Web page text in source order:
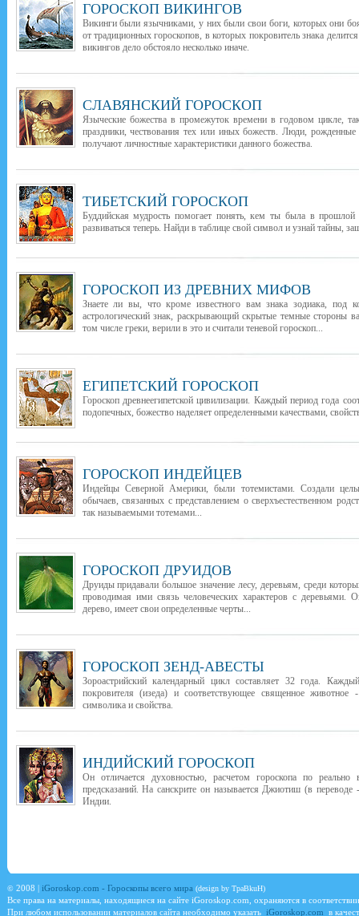
ГОРОСКОП ВИКИНГОВ
Викинги были язычниками, у них были свои боги, которых они
от традиционных гороскопов, в которых покровитель знака
викингов дело обстояло несколько иначе.
СЛАВЯНСКИЙ ГОРОСКОП
Языческие божества в промежуток времени в годовом цикле,
праздники, чествования тех или иных божеств. Люди,
получают личностные характеристики данного божества.
ТИБЕТСКИЙ ГОРОСКОП
Буддийская мудрость помогает понять, кем ты была в
развиваться теперь. Найди в таблице свой символ и узнай тайны,
ГОРОСКОП ИЗ ДРЕВНИХ МИФОВ
Знаете ли вы, что кроме известного вам знака зодиака, под
астрологический знак, раскрывающий скрытые темные стороны
том числе греки, верили в это и считали теневой гороскоп...
ЕГИПЕТСКИЙ ГОРОСКОП
Гороскоп древнеегипетской цивилизации. Каждый период года
подопечных, божество наделяет определенными качествами,
ГОРОСКОП ИНДЕЙЦЕВ
Индейцы Северной Америки, были тотемистами. Создали
обычаев, связанных с представлением о сверхъестественном
так называемыми тотемами...
ГОРОСКОП ДРУИДОВ
Друиды придавали большое значение лесу, деревьям, среди
проводимая ими связь человеческих характеров с
дерево, имеет свои определенные черты...
ГОРОСКОП ЗЕНД-АВЕСТЫ
Зороастрийский календарный цикл составляет 32 года.
покровителя (изеда) и соответствующее священное
символика и свойства.
ИНДИЙСКИЙ ГОРОСКОП
Он отличается духовностью, расчетом гороскопа по
предсказаний. На санскрите он называется Джиотиш (в переводе
Индии.
© 2008 | iGoroskop.com - Гороскопы всего мира (design by TpaBkuH)
Все права на материалы, находящиеся на сайте iGoroskop.com , охраняются в
При любом использовании материалов сайта необходимо указать iGoroskop.com в